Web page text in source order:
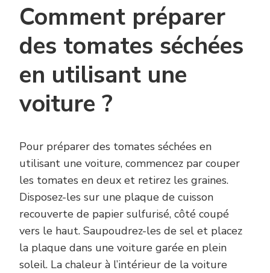
Comment préparer
des tomates séchées
en utilisant une
voiture ?
Pour préparer des tomates séchées en
utilisant une voiture, commencez par couper
les tomates en deux et retirez les graines.
Disposez-les sur une plaque de cuisson
recouverte de papier sulfurisé, côté coupé
vers le haut. Saupoudrez-les de sel et placez
la plaque dans une voiture garée en plein
soleil. La chaleur à l’intérieur de la voiture